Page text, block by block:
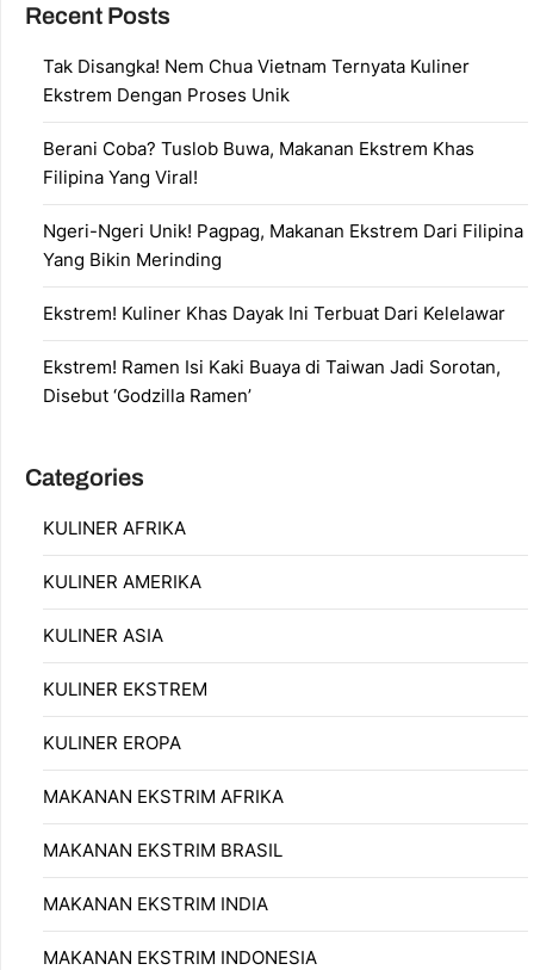
Recent Posts
Tak Disangka! Nem Chua Vietnam Ternyata Kuliner
Ekstrem Dengan Proses Unik
Berani Coba? Tuslob Buwa, Makanan Ekstrem Khas
Filipina Yang Viral!
Ngeri-Ngeri Unik! Pagpag, Makanan Ekstrem Dari Filipina
Yang Bikin Merinding
Ekstrem! Kuliner Khas Dayak Ini Terbuat Dari Kelelawar
Ekstrem! Ramen Isi Kaki Buaya di Taiwan Jadi Sorotan,
Disebut ‘Godzilla Ramen’
Categories
KULINER AFRIKA
KULINER AMERIKA
KULINER ASIA
KULINER EKSTREM
KULINER EROPA
MAKANAN EKSTRIM AFRIKA
MAKANAN EKSTRIM BRASIL
MAKANAN EKSTRIM INDIA
MAKANAN EKSTRIM INDONESIA